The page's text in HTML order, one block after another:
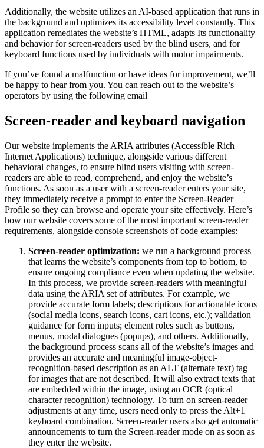
Additionally, the website utilizes an AI-based application that runs in
the background and optimizes its accessibility level constantly. This
application remediates the website’s HTML, adapts Its functionality
and behavior for screen-readers used by the blind users, and for
keyboard functions used by individuals with motor impairments.
If you’ve found a malfunction or have ideas for improvement, we’ll
be happy to hear from you. You can reach out to the website’s
operators by using the following email
Screen-reader and keyboard navigation
Our website implements the ARIA attributes (Accessible Rich
Internet Applications) technique, alongside various different
behavioral changes, to ensure blind users visiting with screen-
readers are able to read, comprehend, and enjoy the website’s
functions. As soon as a user with a screen-reader enters your site,
they immediately receive a prompt to enter the Screen-Reader
Profile so they can browse and operate your site effectively. Here’s
how our website covers some of the most important screen-reader
requirements, alongside console screenshots of code examples:
Screen-reader optimization: we run a background process
that learns the website’s components from top to bottom, to
ensure ongoing compliance even when updating the website.
In this process, we provide screen-readers with meaningful
data using the ARIA set of attributes. For example, we
provide accurate form labels; descriptions for actionable icons
(social media icons, search icons, cart icons, etc.); validation
guidance for form inputs; element roles such as buttons,
menus, modal dialogues (popups), and others. Additionally,
the background process scans all of the website’s images and
provides an accurate and meaningful image-object-
recognition-based description as an ALT (alternate text) tag
for images that are not described. It will also extract texts that
are embedded within the image, using an OCR (optical
character recognition) technology. To turn on screen-reader
adjustments at any time, users need only to press the Alt+1
keyboard combination. Screen-reader users also get automatic
announcements to turn the Screen-reader mode on as soon as
they enter the website.